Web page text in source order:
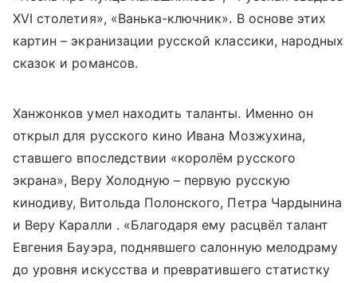
XVI столетия», «Ванька-ключник». В основе этих
картин – экранизации русской классики, народных
сказок и романсов.
Ханжонков умел находить таланты. Именно он
открыл для русского кино Ивана Мозжухина,
ставшего впоследствии «королём русского
экрана», Веру Холодную – первую русскую
кинодиву, Витольда Полонского, Петра Чардынина
и Веру Каралли . «Благодаря ему расцвёл талант
Евгения Бауэра, поднявшего салонную мелодраму
до уровня искусства и превратившего статистку